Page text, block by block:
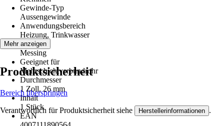
Gewinde-Typ
Aussengewinde
Anwendungsbereich
Heizung, Trinkwasser
Material
Messing
Geeignet für
Mehrschichtverbundrohr
Durchmesser
1 Zoll, 26 mm
Inhalt
1 Stück
EAN
Mehr anzeigen
Produktsicherheit
Bereich überspringen
Verantwortlich für Produktsicherheit siehe Herstellerinformationen .